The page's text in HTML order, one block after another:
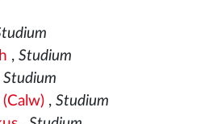
, Studium
Studium
, Studium